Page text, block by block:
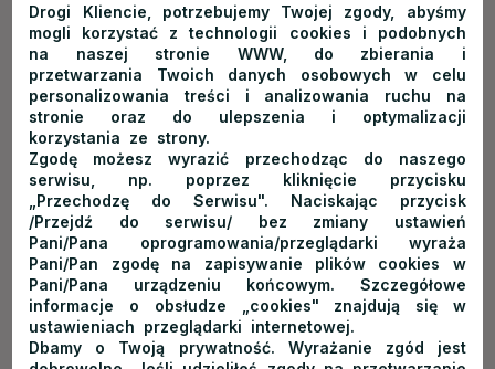
świtem i godzinę po zachodzie słońca);
łowić można wyłącznie na przynęty sztuczne i roślinne.
Więcej informacji na temat regulacji związanych z łowieniem
w Pieninach można znaleźć w zakładce PZW Nowy Sącz, na
stronie:https://krainapstraga.pl/lowiska/pzw-nowy-
sacz/dunajec-rzeka
.
Najlepsze techniki połowu na
górskiej rzece i jeziorze
Wiemy już, gdzie na ryby w Pieninach warto się udać.
Pozostaje pytanie: jak łowić, by zwiększyć swoje szanse na
udany połów? Odpowiednia technika zależy przede wszystkim
Drogi Kliencie, potrzebujemy Twojej zgody, abyśmy
mogli korzystać z technologii cookies i podobnych
na naszej stronie WWW, do zbierania i
przetwarzania Twoich danych osobowych w celu
personalizowania treści i analizowania ruchu na
stronie oraz do ulepszenia i optymalizacji
korzystania ze strony.
Zgodę możesz wyrazić przechodząc do naszego
serwisu, np. poprzez kliknięcie przycisku
„Przechodzę do Serwisu". Naciskając przycisk
/Przejdź do serwisu/ bez zmiany ustawień
Pani/Pana oprogramowania/przeglądarki wyraża
Pani/Pan zgodę na zapisywanie plików cookies w
Pani/Pana urządzeniu końcowym. Szczegółowe
informacje o obsłudze „cookies" znajdują się w
ustawieniach przeglądarki internetowej.
Dbamy o Twoją prywatność. Wyrażanie zgód jest